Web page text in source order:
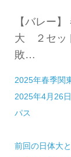
【バレー
大 ２セッ
敗…
2025年春季関
2025年4月26
パス
前回の日体大